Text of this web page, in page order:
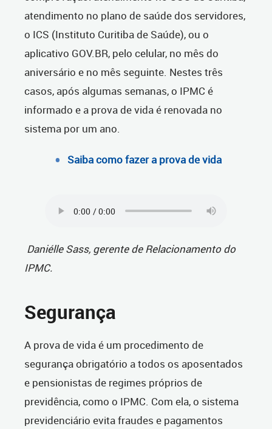
atendimento no plano de saúde dos servidores,
o ICS (Instituto Curitiba de Saúde), ou o
aplicativo GOV.BR, pelo celular, no mês do
aniversário e no mês seguinte. Nestes três
casos, após algumas semanas, o IPMC é
informado e a prova de vida é renovada no
sistema por um ano.
Saiba como fazer a prova de vida
Daniélle Sass, gerente de Relacionamento do
IPMC.
Segurança
A prova de vida é um procedimento de
segurança obrigatório a todos os aposentados
e pensionistas de regimes próprios de
previdência, como o IPMC. Com ela, o sistema
previdenciário evita fraudes e pagamentos